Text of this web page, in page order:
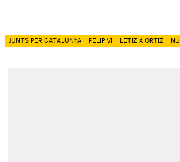
JUNTS PER CATALUNYA FELIP VI LETIZIA ORTIZ